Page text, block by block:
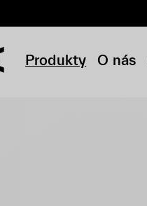
Produkty O nás